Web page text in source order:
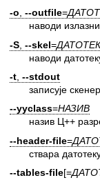
-o, --outfile=
наводи
-S --skel=
наводи
-t --stdout
записује
--yyclass=НАЗИВ
назив Ц++
--header-file=
ствара
--tables-file[=